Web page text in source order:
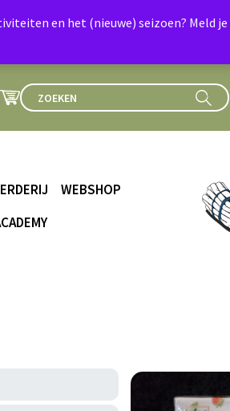
WEBSHOP
en het (nieuwe) seizoen? Meld